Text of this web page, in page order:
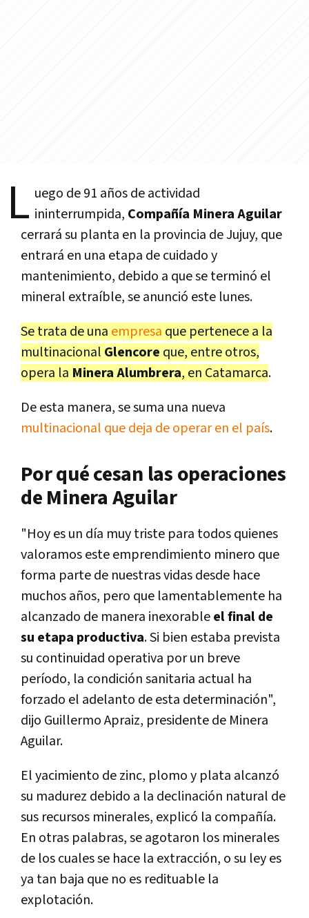
L uego de 91 años de actividad
ininterrumpida, Compañía Minera Aguilar
cerrará su planta en la provincia de Jujuy, que
entrará en una etapa de cuidado y
mantenimiento, debido a que se terminó el
mineral extraíble, se anunció este lunes.
Se trata de una empresa que pertenece a la
multinacional Glencore que, entre otros,
opera la Minera Alumbrera, en Catamarca.
De esta manera, se suma una nueva
multinacional que deja de operar en el país.
Por qué cesan las operaciones
de Minera Aguilar
"Hoy es un día muy triste para todos quienes
valoramos este emprendimiento minero que
forma parte de nuestras vidas desde hace
muchos años, pero que lamentablemente ha
alcanzado de manera inexorableel final de
su etapa productiva. Si bien estaba prevista
su continuidad operativa por un breve
período, la condición sanitaria actual ha
forzado el adelanto de esta determinación",
dijo Guillermo Apraiz, presidente de Minera
Aguilar.
El yacimiento de zinc, plomo y plata alcanzó
su madurez debido a la declinación natural de
sus recursos minerales, explicó la compañía.
En otras palabras, se agotaron los minerales
de los cuales se hace la extracción, o su ley es
ya tan baja que no es redituable la
explotación.